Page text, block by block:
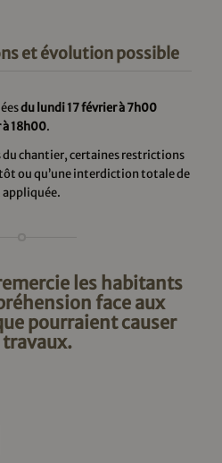
et évolution possible
du lundi 17 février à 7h00
à 18h00.
du chantier, certaines restrictions
ou qu’une interdiction totale de
appliquée.
les habitants
face aux
pourraient causer
travaux.